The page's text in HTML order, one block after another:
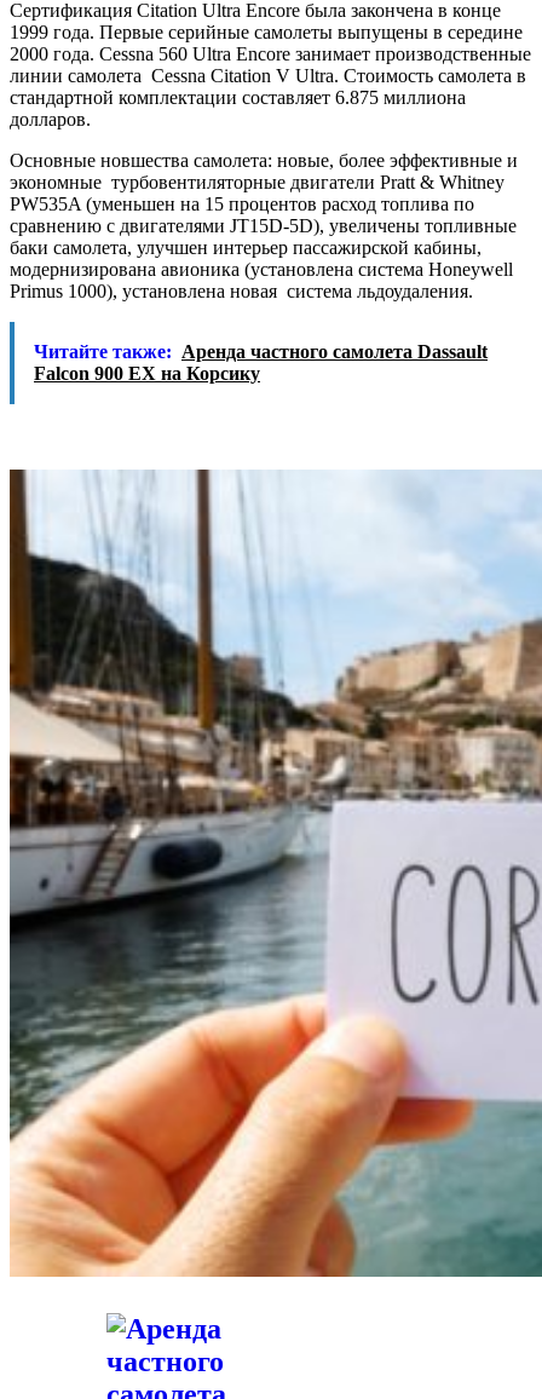
Сертификация Citation Ultra Encore была закончена в конце
1999 года. Первые серийные самолеты выпущены в середине
2000 года. Cessna 560 Ultra Encore занимает производственные
линии самолета Cessna Citation V Ultra. Стоимость самолета в
стандартной комплектации составляет 6.875 миллиона
долларов.
Основные новшества самолета: новые, более эффективные и
экономные турбовентиляторные двигатели Pratt & Whitney
PW535A (уменьшен на 15 процентов расход топлива по
сравнению с двигателями JT15D-5D), увеличены топливные
баки самолета, улучшен интерьер пассажирской кабины,
модернизирована авионика (установлена система Honeywell
Primus 1000), установлена новая система льдоудаления.
Читайте также: Аренда частного самолета Dassault
Falcon 900 EX на Корсику